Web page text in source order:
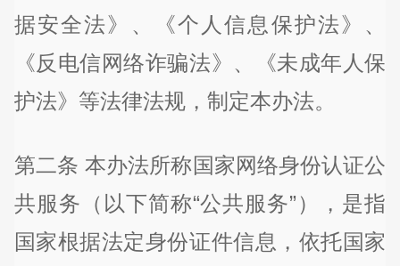
据安全法》、《个人信息保护法》、
《反电信网络诈骗法》、《未成年人保
护法》等法律法规，制定本办法。
第二条 本办法所称国家网络身份认证公
共服务（以下简称“公共服务”），是指
国家根据法定身份证件信息，依托国家